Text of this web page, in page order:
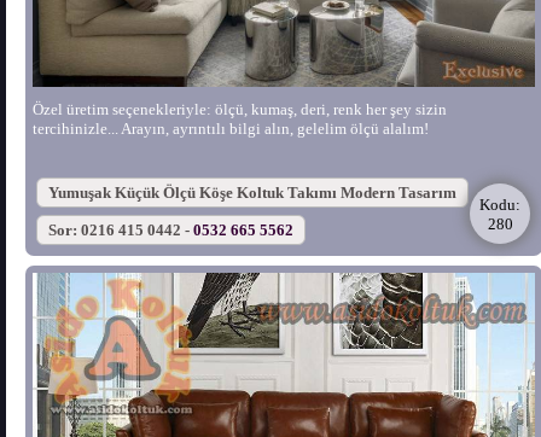
Özel üretim seçenekleriyle: ölçü, kumaş, deri, renk her şey sizin
tercihinizle... Arayın, ayrıntılı bilgi alın, gelelim ölçü alalım!
Yumuşak Küçük Ölçü Köşe Koltuk Takımı Modern Tasarım
Kodu:
280
Sor: 0216 415 0442 - 0532 665 5562